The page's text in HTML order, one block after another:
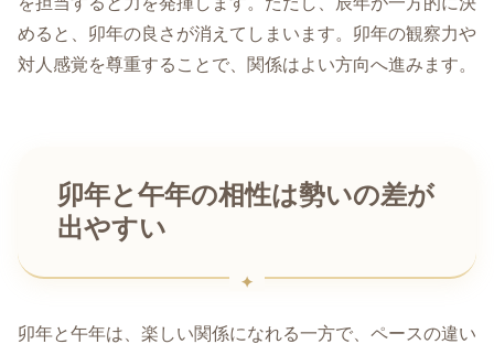
めると、卯年の良さが消えてしまいます。卯年の観察力や
対人感覚を尊重することで、関係はよい方向へ進みます。
卯年と午年の相性は勢いの差が
出やすい
卯年と午年は、楽しい関係になれる一方で、ペースの違い